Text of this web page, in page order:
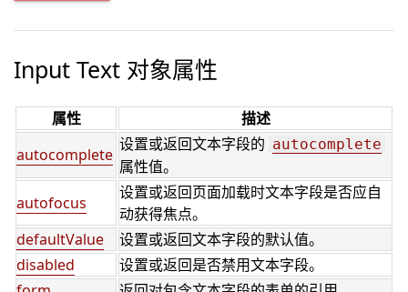
Input Text 对象属性
属性
描述
autocomplete
设置或返回文本字段的 autocomplete
属性值。
autofocus
设置或返回页面加载时文本字段是否应自
动获得焦点。
defaultValue
设置或返回文本字段的默认值。
disabled
设置或返回是否禁用文本字段。